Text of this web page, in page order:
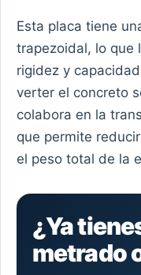
Esta placa tiene
trapezoidal, lo que
rigidez y
verter el concreto
colabora en la
que permite
el peso total de la
¿Ya
metrado